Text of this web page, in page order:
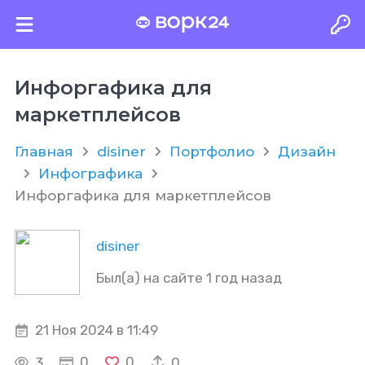
Инфоргафика для
маркетплейсов
Главная disiner Портфолио
Дизайн
Инфографика
Инфоргафика для маркетплейсов
disiner
Был(а) на сайте 1 год назад
21 Ноя 2024 в 11:49
0 0